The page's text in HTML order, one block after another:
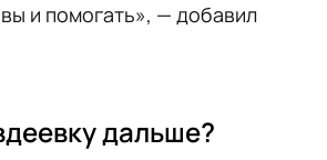
и помогать», — добавил
дальше?